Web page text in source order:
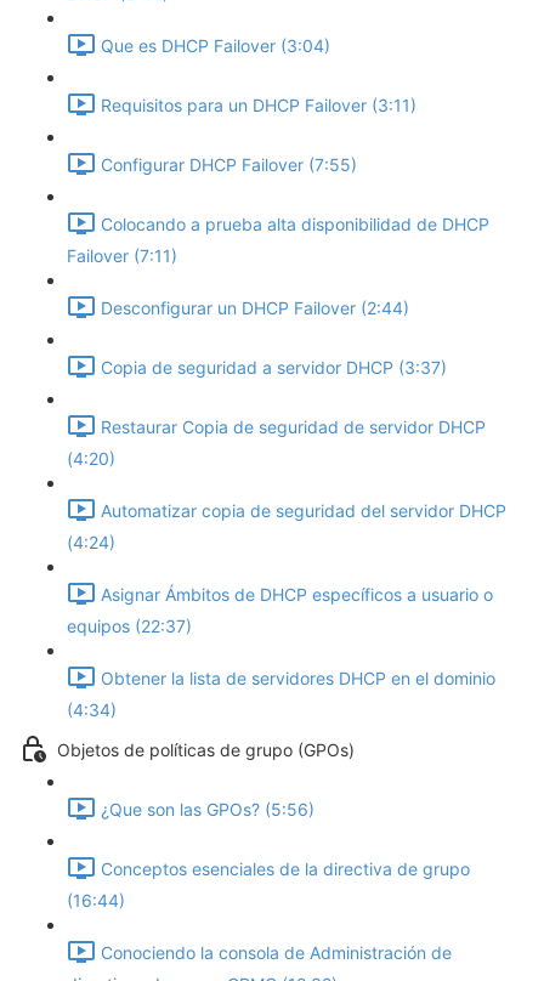
Que es DHCP Failover (3:04)
Requisitos para un DHCP Failover (3:11)
Configurar DHCP Failover (7:55)
Colocando a prueba alta disponibilidad de DHCP
Failover (7:11)
Desconfigurar un DHCP Failover (2:44)
Copia de seguridad a servidor DHCP (3:37)
Restaurar Copia de seguridad de servidor DHCP
(4:20)
Automatizar copia de seguridad del servidor DHCP
(4:24)
Asignar Ámbitos de DHCP específicos a usuario o
equipos (22:37)
Obtener la lista de servidores DHCP en el dominio
(4:34)
Objetos de políticas de grupo (GPOs)
¿Que son las GPOs? (5:56)
Conceptos esenciales de la directiva de grupo
(16:44)
Conociendo la consola de Administración de